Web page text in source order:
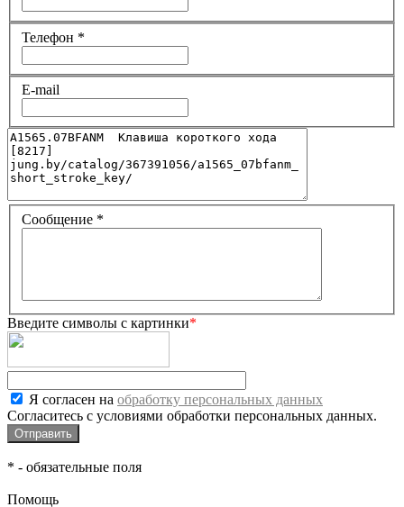
Телефон *
E-mail
Сообщение *
Введите символы с картинки*
Я согласен на обработку персональных данных
Согласитесь с условиями обработки персональных данных.
* - обязательные поля
Помощь